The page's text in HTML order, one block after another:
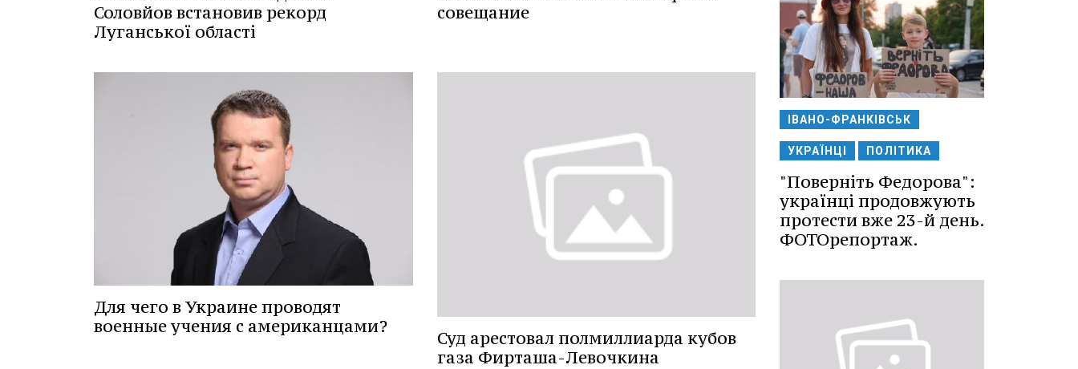
Соловйов встановив рекорд
Луганської області
совещание
Для чего в Украине проводят
военные учения с американцами?
Суд арестовал полмиллиарда кубов
газа Фирташа-Левочкина
ІВАНО-ФРАНКІВСЬК
УКРАЇНЦІ ПОЛІТИКА
"Поверніть Федорова":
українці продовжують
протести вже 23-й день.
ФОТОрепортаж.